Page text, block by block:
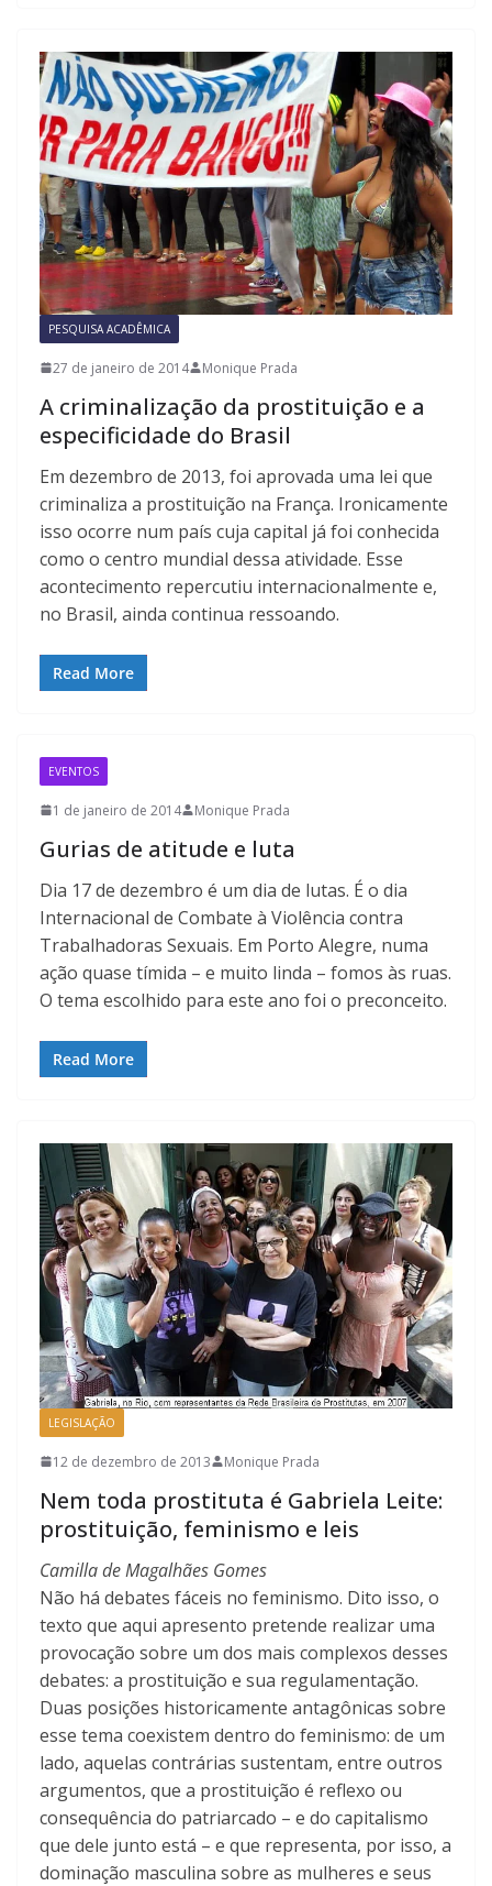
PESQUISA ACADÊMICA
27 de janeiro de 2014 Monique Prada
A criminalização da prostituição e a
especificidade do Brasil
Em dezembro de 2013, foi aprovada uma lei que
criminaliza a prostituição na França. Ironicamente
isso ocorre num país cuja capital já foi conhecida
como o centro mundial dessa atividade. Esse
acontecimento repercutiu internacionalmente e,
no Brasil, ainda continua ressoando.
Read More
EVENTOS
1 de janeiro de 2014 Monique Prada
Gurias de atitude e luta
Dia 17 de dezembro é um dia de lutas. É o dia
Internacional de Combate à Violência contra
Trabalhadoras Sexuais. Em Porto Alegre, numa
ação quase tímida – e muito linda – fomos às ruas.
O tema escolhido para este ano foi o preconceito.
Read More
LEGISLAÇÃO
12 de dezembro de 2013 Monique Prada
Nem toda prostituta é Gabriela Leite:
prostituição, feminismo e leis
Camilla de Magalhães Gomes
Não há debates fáceis no feminismo. Dito isso, o
texto que aqui apresento pretende realizar uma
provocação sobre um dos mais complexos desses
debates: a prostituição e sua regulamentação.
Duas posições historicamente antagônicas sobre
esse tema coexistem dentro do feminismo: de um
lado, aquelas contrárias sustentam, entre outros
argumentos, que a prostituição é reflexo ou
consequência do patriarcado – e do capitalismo
que dele junto está – e que representa, por isso, a
dominação masculina sobre as mulheres e seus